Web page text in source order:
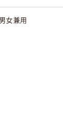
男女兼用